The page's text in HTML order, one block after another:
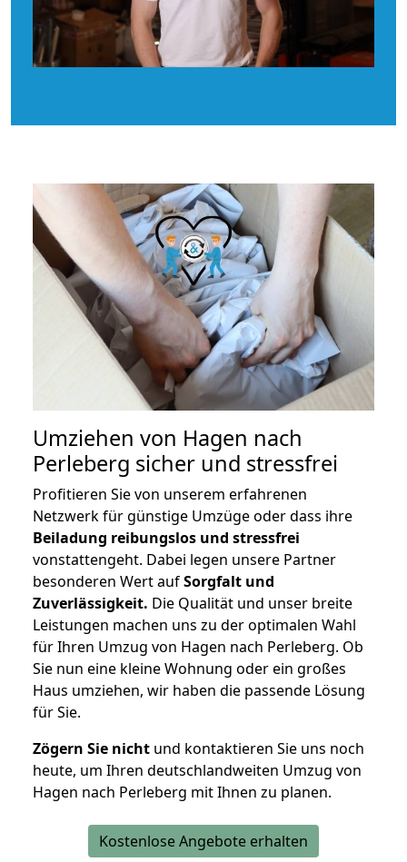
Umziehen von Hagen nach
Perleberg sicher und stressfrei
Profitieren Sie von unserem erfahrenen
Netzwerk für günstige Umzüge oder dass ihre
Beiladung reibungslos und stressfrei
vonstattengeht. Dabei legen unsere Partner
besonderen Wert aufSorgfalt und
Zuverlässigkeit. Die Qualität und unser breite
Leistungen machen uns zu der optimalen Wahl
für Ihren Umzug von Hagen nach Perleberg. Ob
Sie nun eine kleine Wohnung oder ein großes
Haus umziehen, wir haben die passende Lösung
für Sie.
Zögern Sie nicht und kontaktieren Sie uns noch
heute, um Ihren deutschlandweiten Umzug von
Hagen nach Perleberg mit Ihnen zu planen.
Kostenlose Angebote erhalten